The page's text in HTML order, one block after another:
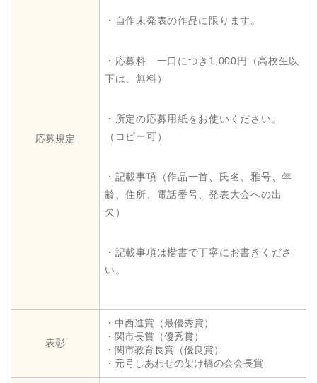
応募規定
・自作未発表の作品に限ります。
・応募料 一口につき1,000円（高校生以
下は、無料）
・所定の応募用紙をお使いください。
（コピー可）
・記載事項（作品一首、氏名、雅号、年
齢、住所、電話番号、発表大会への出
欠）
・記載事項は楷書で丁寧にお書きくださ
い。
表彰
・中西進賞（最優秀賞）
・関市長賞（優秀賞）
・関市教育長賞（優良賞）
・元号しあわせの架け橋の会会長賞